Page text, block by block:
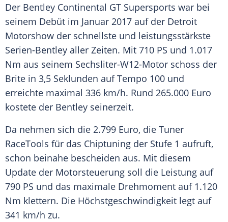
Der Bentley Continental GT Supersports war bei
seinem Debüt im Januar 2017 auf der Detroit
Motorshow der schnellste und leistungsstärkste
Serien-Bentley aller Zeiten. Mit 710 PS und 1.017
Nm aus seinem Sechsliter-W12-Motor schoss der
Brite in 3,5 Seklunden auf Tempo 100 und
erreichte maximal 336 km/h. Rund 265.000 Euro
kostete der Bentley seinerzeit.
Da nehmen sich die 2.799 Euro, die Tuner
RaceTools für das Chiptuning der Stufe 1 aufruft,
schon beinahe bescheiden aus. Mit diesem
Update der Motorsteuerung soll die Leistung auf
790 PS und das maximale Drehmoment auf 1.120
Nm klettern. Die Höchstgeschwindigkeit legt auf
341 km/h zu.